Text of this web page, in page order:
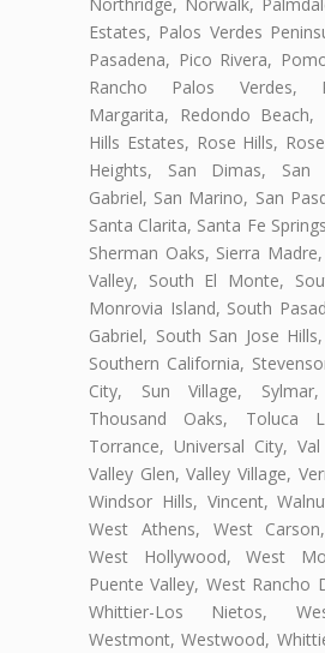
Estates, Palos Verdes
Pasadena, Pico Rivera,
Rancho Palos Verdes,
Margarita, Redondo Beach,
Hills Estates, Rose Hills,
Heights, San Dimas, San
Gabriel, San Marino, San
Santa Clarita, Santa Fe
Sherman Oaks, Sierra
Valley, South El Monte,
Monrovia Island, South
Gabriel, South San Jose
Southern California,
City, Sun Village,
Thousand Oaks, Toluca
Torrance, Universal City,
Valley Glen, Valley Village,
Windsor Hills, Vincent,
West Athens, West
West Hollywood, West
Puente Valley, West Rancho
Whittier-Los Nietos,
Westmont, Westwood,